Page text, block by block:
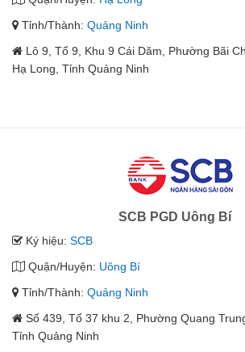
Tỉnh/Thành: Quảng Ninh
Lô 9, Tổ 9, Khu 9 Cái Dăm, Phường Bãi
Hạ Long, Tỉnh Quảng Ninh
SCB PGD Uông Bí
Ký hiệu: SCB
Quận/Huyện: Uông Bí
Tỉnh/Thành: Quảng Ninh
Số 439, Tổ 37 khu 2, Phường Quang
Tỉnh Quảng Ninh